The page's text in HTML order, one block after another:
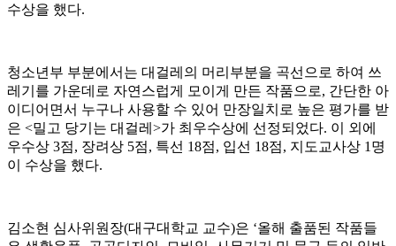
수상을 했다.
청소년부 부분에서는 대걸레의 머리부분을 곡선으로 하여 쓰
레기를 가운데로 자연스럽게 모이게 만든 작품으로, 간단한 아
이디어면서 누구나 사용할 수 있어 만장일치로 높은 평가를 받
은 <밀고 당기는 대걸레>가 최우수상에 선정되었다. 이 외에
우수상 3점, 장려상 5점, 특선 18점, 입선 18점, 지도교사상 1명
이 수상을 했다.
김소현 심사위원장(대구대학교 교수)은 ‘올해 출품된 작품들